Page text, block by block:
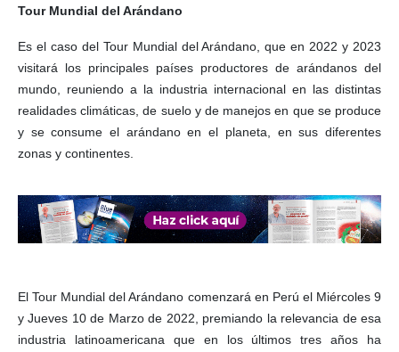
Tour Mundial del Arándano
Es el caso del Tour Mundial del Arándano, que en 2022 y 2023
visitará los principales países productores de arándanos del
mundo, reuniendo a la industria internacional en las distintas
realidades climáticas, de suelo y de manejos en que se produce
y se consume el arándano en el planeta, en sus diferentes
zonas y continentes.
El Tour Mundial del Arándano comenzará en Perú el Miércoles 9
y Jueves 10 de Marzo de 2022, premiando la relevancia de esa
industria latinoamericana que en los últimos tres años ha